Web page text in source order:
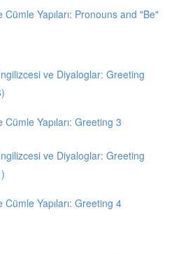
Yapıları: Pronouns and "Be"
ve Diyaloglar: Greeting
Yapıları: Greeting 3
ve Diyaloglar: Greeting
Yapıları: Greeting 4